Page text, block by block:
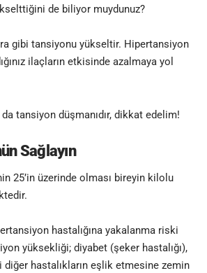
de biliyor muydunuz?
gibi tansiyonu yükseltir. Hipertansiyon
ilaçların etkisinde azalmaya yol
tansiyon düşmanıdır, dikkat edelim!
Sağlayın
25’in üzerinde olması bireyin kilolu
hastalığına yakalanma riski
yüksekliği; diyabet (şeker hastalığı),
diğer hastalıkların eşlik etmesine zemin